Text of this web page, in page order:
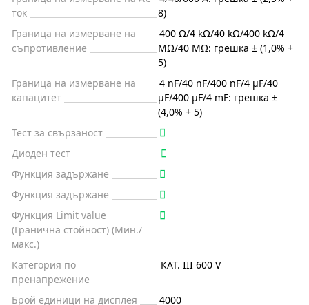
ток
8)
Граница на измерване на
съпротивление
400 Ω/4 kΩ/40 kΩ/400 kΩ/4
MΩ/40 MΩ: грешка ± (1,0% +
5)
Граница на измерване на
капацитет
4 nF/40 nF/400 nF/4 μF/40
μF/400 μF/4 mF: грешка ±
(4,0% + 5)
Тест за свързаност
Диоден тест
Функция задържане
Функция задържане
Функция Limit value
(Гранична стойност) (Мин./
макс.)
Категория по
пренапрежение
КАТ. III 600 V
Брой единици на дисплея
4000